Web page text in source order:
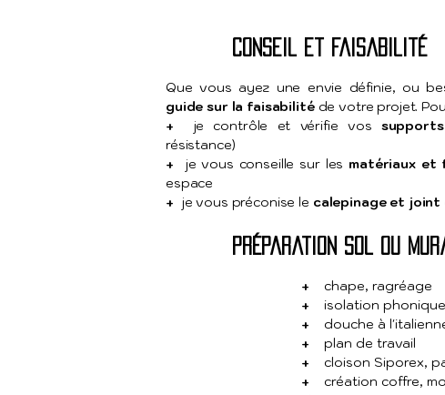
conseil et faisabilité
Que vous ayez une envie définie, ou
guide sur la faisabilité de votre projet.
+
je contrôle et vérifie vos supports
résistance)
+ je vous conseille sur les matériaux et
espace
+ je vous préconise le calepinage et
préparation sol ou
+ chape, ragréage
+
isolation phonique
+
douche à
+
plan de travail
+
cloison Siporex,
+
création coffre,